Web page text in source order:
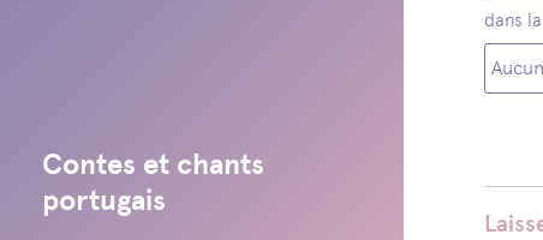
Contes et chants
portugais
dans